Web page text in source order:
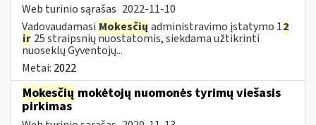
Web turinio sąrašas 2022-11-10
Vadovaudamasi Mokesčių administravimo įstatymo 12
ir 25 straipsnių nuostatomis, siekdama užtikrinti
nuoseklų Gyventojų...
Metai: 2022
Mokesčių mokėtojų nuomonės tyrimų viešasis
pirkimas